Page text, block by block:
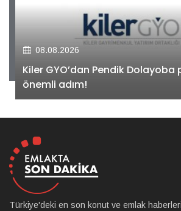
08.08.2026
Kiler GYO’dan Pendik
önemli adım!
Türkiye'deki en son konut ve emlak